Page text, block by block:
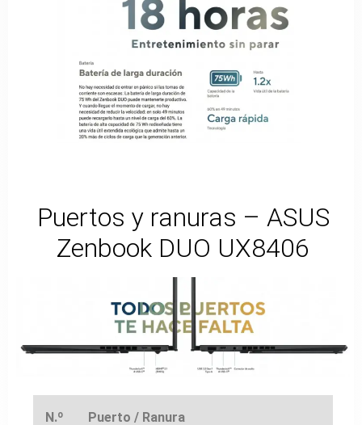
Puertos y ranuras – ASUS
Zenbook DUO UX8406
N.º Puerto / Ranura